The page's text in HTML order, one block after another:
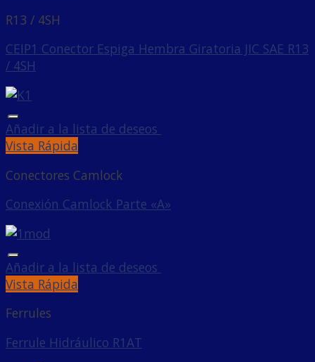
R13 / 4SH
CEIP1 Conector Espiga Hembra Giratoria JIC SAE R13
/ 4SH
Añadir a la lista de deseos
Vista Rápida
Conectores Camlock
Conexión Camlock Parte «A»
Añadir a la lista de deseos
Vista Rápida
Ferrules
Ferrule Hidráulico R1AT